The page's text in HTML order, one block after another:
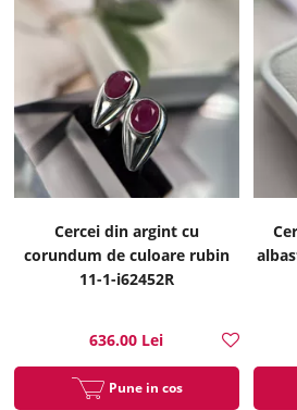
Cercei din argint cu
corundum de culoare rubin
11-1-i62452R
636.00 Lei
Pune in cos